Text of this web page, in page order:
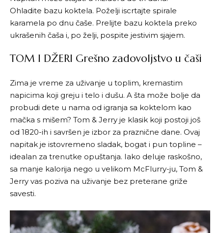
Ohladite bazu koktela. Poželji iscrtajte spirale
karamela po dnu čaše. Prelijte bazu koktela preko
ukrašenih čaša i, po želji, pospite jestivim sjajem.
TOM I DŽERI Grešno zadovoljstvo u čaši
Zima je vreme za uživanje u toplim, kremastim
napicima koji greju i telo i dušu. A šta može bolje da
probudi dete u nama od igranja sa koktelom kao
mačka s mišem? Tom & Jerry je klasik koji postoji još
od 1820-ih i savršen je izbor za praznične dane. Ovaj
napitak je istovremeno sladak, bogat i pun topline –
idealan za trenutke opuštanja. Iako deluje raskošno,
sa manje kalorija nego u velikom McFlurry-ju, Tom &
Jerry vas poziva na uživanje bez preterane griže
savesti.